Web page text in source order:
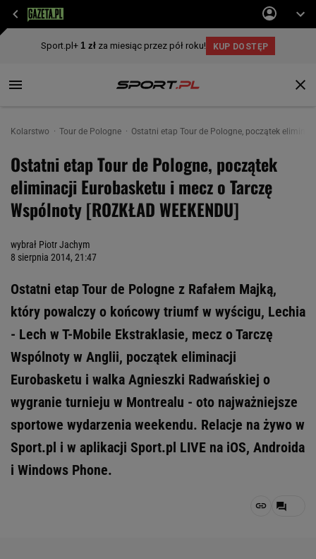
Kolarstwo Tour de Pologne Ostatni etap Tour de Pologne, początek
Ostatni etap Tour de Pologne, początek
eliminacji Eurobasketu i mecz o Tarczę
Wspólnoty [ROZKŁAD WEEKENDU]
wybrał Piotr Jachym
8 sierpnia 2014, 21:47
Ostatni etap Tour de Pologne z Rafałem Majką,
który powalczy o końcowy triumf w wyścigu, Lechia
- Lech w T-Mobile Ekstraklasie, mecz o Tarczę
Wspólnoty w Anglii, początek eliminacji
Eurobasketu i walka Agnieszki Radwańskiej o
wygranie turnieju w Montrealu - oto najważniejsze
sportowe wydarzenia weekendu. Relacje na żywo w
Sport.pl i w aplikacji Sport.pl LIVE na iOS, Androida
i Windows Phone.